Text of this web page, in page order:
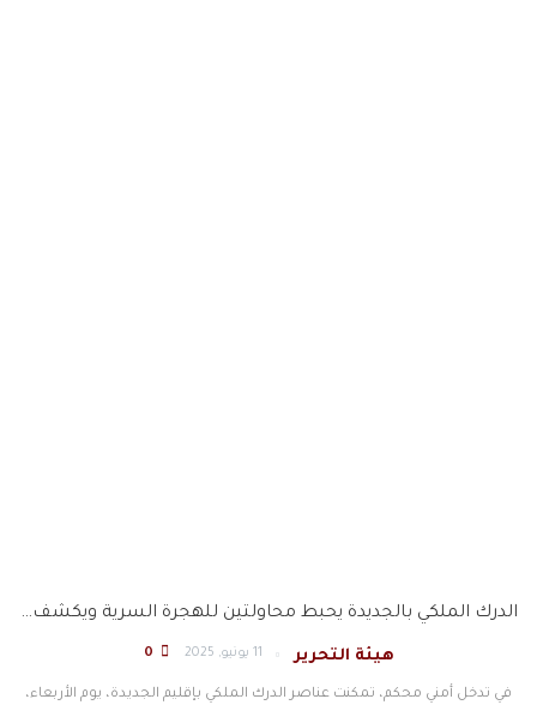
الدرك الملكي بالجديدة يحبط محاولتين للهجرة السرية ويكشف…
هيئة التحرير 11 يونيو, 2025
في تدخل أمني محكم، تمكنت عناصر الدرك الملكي بإقليم الجديدة، يوم الأربعاء،